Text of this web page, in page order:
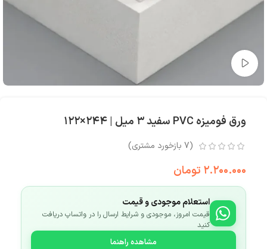
تماشای ویدئو
ورق فومیزه PVC سفید ۳ میل | ۲۴۴×۱۲۲
(
7 بازخورد مشتری)
۲.۲۰۰.۰۰۰ تومان
استعلام موجودی و قیمت
قیمت امروز، موجودی و شرایط ارسال را در واتساپ دریافت
کنید
مشاهده راهنما